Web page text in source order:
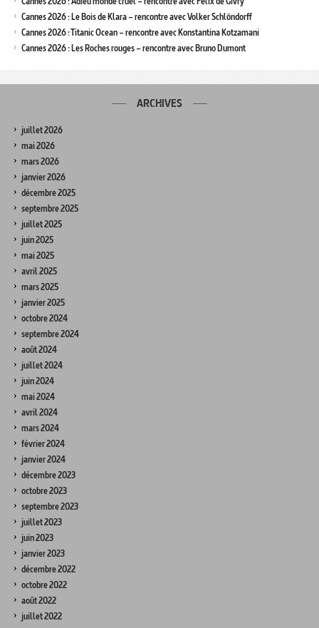
Cannes 2026 : Le Bois de Klara – rencontre avec Volker Schlöndorff
Cannes 2026 : Titanic Ocean – rencontre avec Konstantina Kotzamani
Cannes 2026 : Les Roches rouges – rencontre avec Bruno Dumont
ARCHIVES
juillet 2026
mai 2026
mars 2026
janvier 2026
décembre 2025
septembre 2025
juillet 2025
juin 2025
mai 2025
avril 2025
mars 2025
janvier 2025
octobre 2024
septembre 2024
août 2024
juillet 2024
juin 2024
mai 2024
avril 2024
mars 2024
février 2024
janvier 2024
décembre 2023
octobre 2023
septembre 2023
juillet 2023
juin 2023
janvier 2023
décembre 2022
octobre 2022
août 2022
juillet 2022